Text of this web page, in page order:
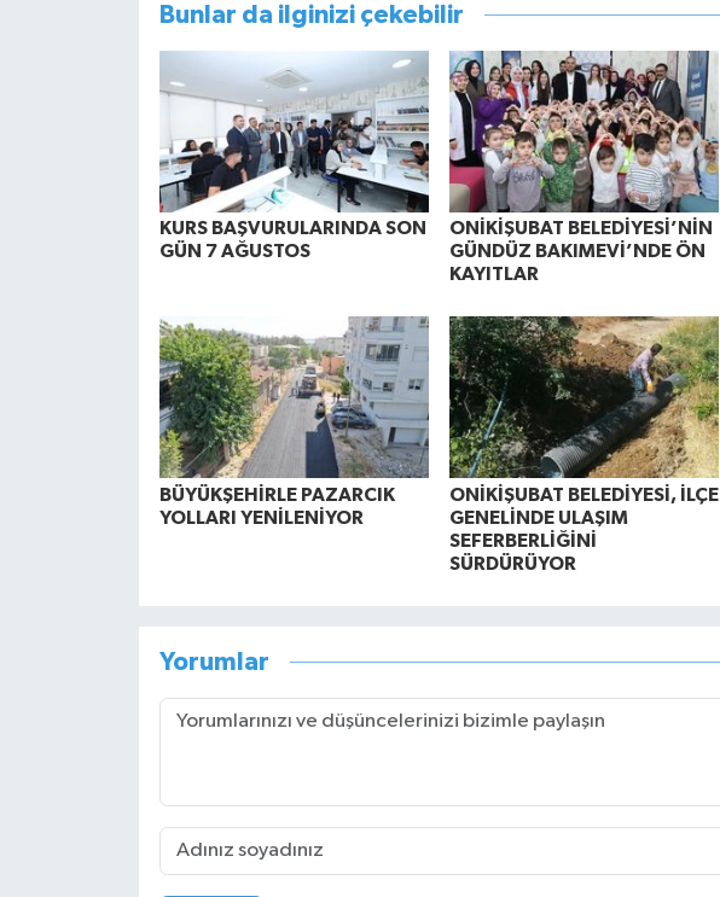
Bunlar da ilginizi çekebilir
KURS BAŞVURULARINDA SON
GÜN 7 AĞUSTOS
ONİKİŞUBAT BELEDİYESİ’NİN
GÜNDÜZ BAKIMEVİ’NDE ÖN
KAYITLAR
BÜYÜKŞEHİRLE PAZARCIK
YOLLARI YENİLENİYOR
ONİKİŞUBAT BELEDİYESİ, İLÇE
GENELİNDE ULAŞIM
SEFERBERLİĞİNİ
SÜRDÜRÜYOR
Yorumlar